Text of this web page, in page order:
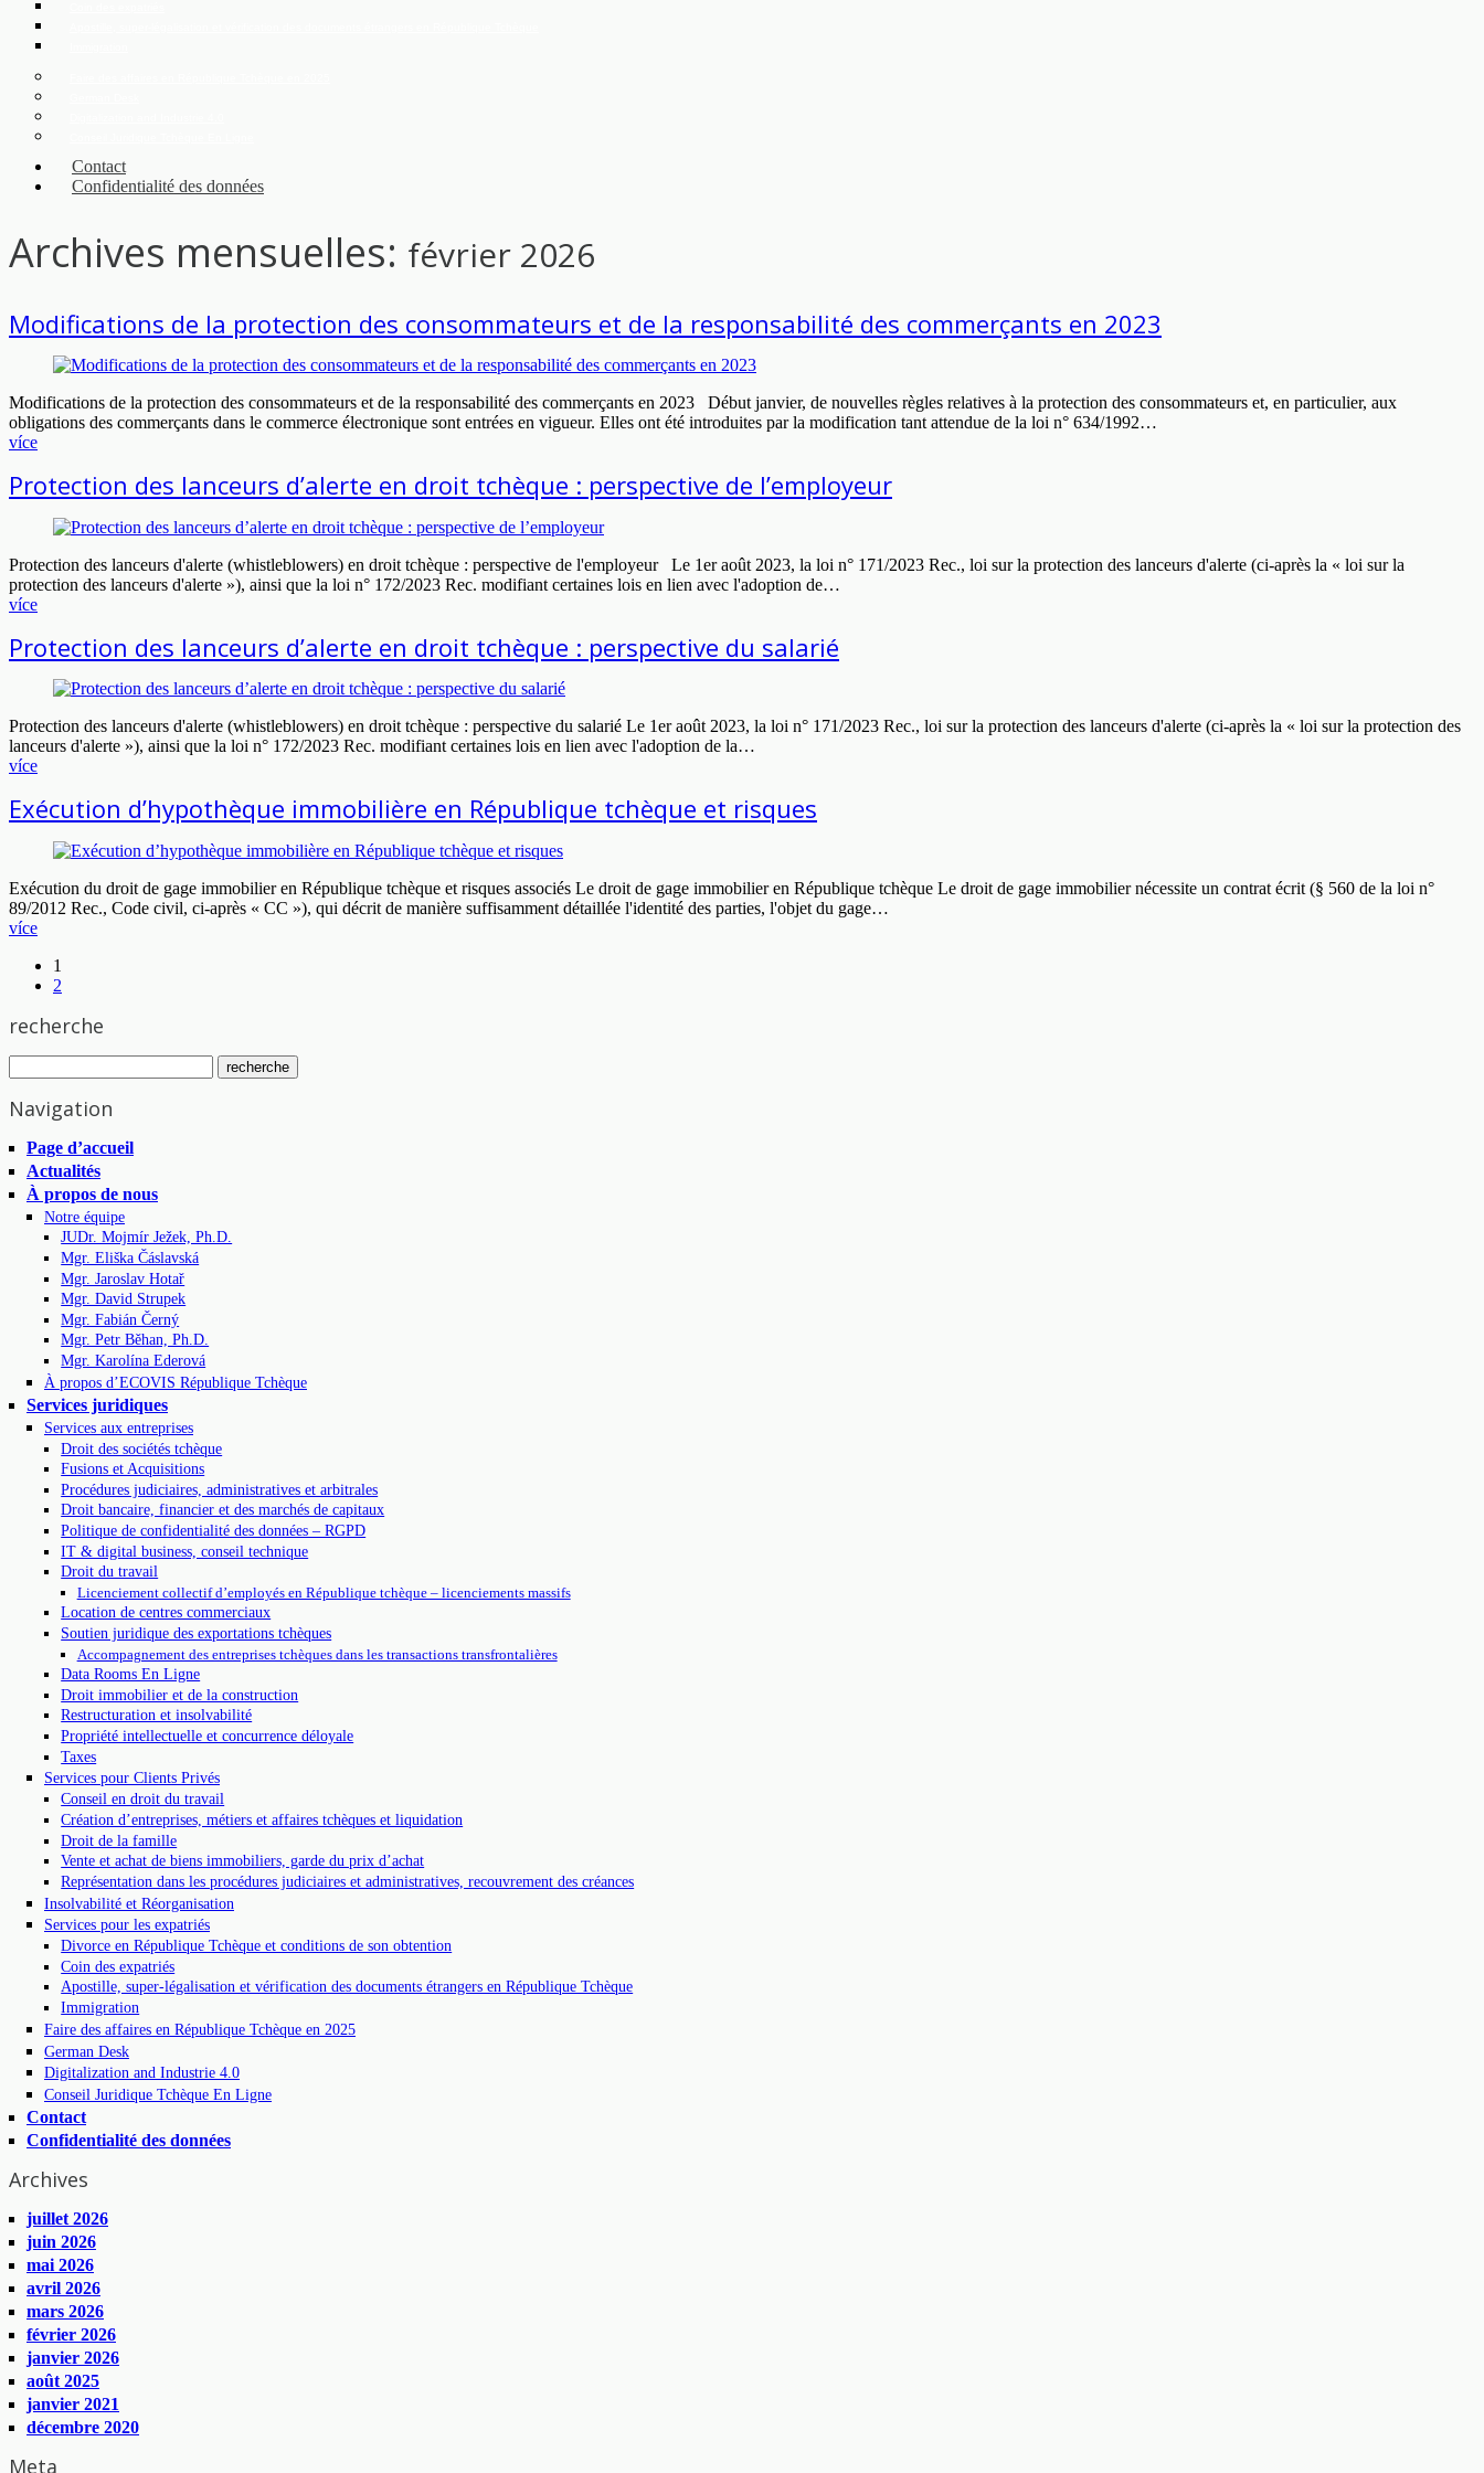
Contact
Confidentialité des données
Archives mensuelles: février 2026
Modifications de la protection des consommateurs et de la responsabilité des commerçants en 2023
Modifications de la protection des consommateurs et de la responsabilité des commerçants en 2023 Début janvier, de nouvelles règles relatives à la protection des consommateurs et, en particulier, aux
obligations des commerçants dans le commerce électronique sont entrées en vigueur. Elles ont été introduites par la modification tant attendue de la loi n° 634/1992…
více
Protection des lanceurs d’alerte en droit tchèque : perspective de l’employeur
Protection des lanceurs d'alerte (whistleblowers) en droit tchèque : perspective de l'employeur Le 1er août 2023, la loi n° 171/2023 Rec., loi sur la protection des lanceurs d'alerte (ci-après la « loi sur la
protection des lanceurs d'alerte »), ainsi que la loi n° 172/2023 Rec. modifiant certaines lois en lien avec l'adoption de…
více
Protection des lanceurs d’alerte en droit tchèque : perspective du salarié
Protection des lanceurs d'alerte (whistleblowers) en droit tchèque : perspective du salarié Le 1er août 2023, la loi n° 171/2023 Rec., loi sur la protection des lanceurs d'alerte (ci-après la « loi sur la protection des
lanceurs d'alerte »), ainsi que la loi n° 172/2023 Rec. modifiant certaines lois en lien avec l'adoption de la…
více
Exécution d’hypothèque immobilière en République tchèque et risques
Exécution du droit de gage immobilier en République tchèque et risques associés Le droit de gage immobilier en République tchèque Le droit de gage immobilier nécessite un contrat écrit (§ 560 de la loi n°
89/2012 Rec., Code civil, ci-après « CC »), qui décrit de manière suffisamment détaillée l'identité des parties, l'objet du gage…
více
1
2
recherche
Navigation
Page d’accueil
Actualités
À propos de nous
Notre équipe
JUDr. Mojmír Ježek, Ph.D.
Mgr. Eliška Čáslavská
Mgr. Jaroslav Hotař
Mgr. David Strupek
Mgr. Fabián Černý
Mgr. Petr Běhan, Ph.D.
Mgr. Karolína Ederová
À propos d’ECOVIS République Tchèque
Services juridiques
Services aux entreprises
Droit des sociétés tchèque
Fusions et Acquisitions
Procédures judiciaires, administratives et arbitrales
Droit bancaire, financier et des marchés de capitaux
Politique de confidentialité des données – RGPD
IT & digital business, conseil technique
Droit du travail
Licenciement collectif d’employés en République tchèque – licenciements massifs
Location de centres commerciaux
Soutien juridique des exportations tchèques
Accompagnement des entreprises tchèques dans les transactions transfrontalières
Data Rooms En Ligne
Droit immobilier et de la construction
Restructuration et insolvabilité
Propriété intellectuelle et concurrence déloyale
Taxes
Services pour Clients Privés
Conseil en droit du travail
Création d’entreprises, métiers et affaires tchèques et liquidation
Droit de la famille
Vente et achat de biens immobiliers, garde du prix d’achat
Représentation dans les procédures judiciaires et administratives, recouvrement des créances
Insolvabilité et Réorganisation
Services pour les expatriés
Divorce en République Tchèque et conditions de son obtention
Coin des expatriés
Apostille, super-légalisation et vérification des documents étrangers en République Tchèque
Immigration
Faire des affaires en République Tchèque en 2025
German Desk
Digitalization and Industrie 4.0
Conseil Juridique Tchèque En Ligne
Contact
Confidentialité des données
Archives
juillet 2026
juin 2026
mai 2026
avril 2026
mars 2026
février 2026
janvier 2026
août 2025
janvier 2021
décembre 2020
Meta